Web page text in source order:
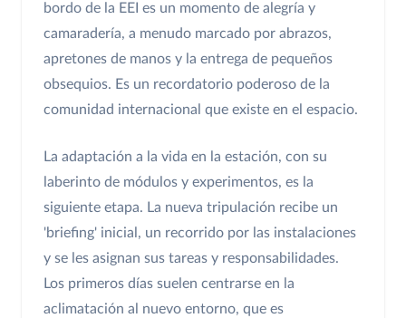
bordo de la EEI es un momento de alegría y
camaradería, a menudo marcado por abrazos,
apretones de manos y la entrega de pequeños
obsequios. Es un recordatorio poderoso de la
comunidad internacional que existe en el espacio.
La adaptación a la vida en la estación, con su
laberinto de módulos y experimentos, es la
siguiente etapa. La nueva tripulación recibe un
'briefing' inicial, un recorrido por las instalaciones
y se les asignan sus tareas y responsabilidades.
Los primeros días suelen centrarse en la
aclimatación al nuevo entorno, que es